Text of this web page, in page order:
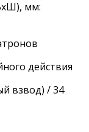
мм:
действия
взвод) / 34